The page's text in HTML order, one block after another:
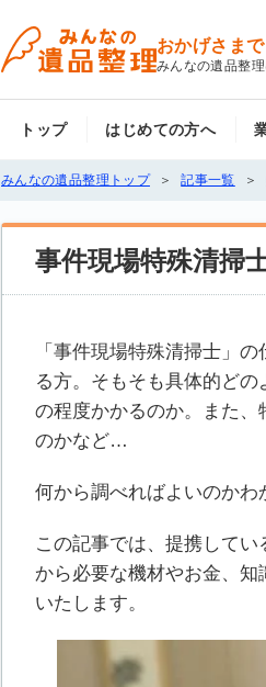
おかげさまで
みんなの遺品整
トップ はじめての方へ
みんなの遺品整理トップ 記事一覧
事件現場特殊清掃
「事件現場特殊清掃士」
る方。そもそも具体的ど
の程度かかるのか。また
のかなど…
何から調べればよいのかわ
この記事では、提携して
から必要な機材やお金、
いたします。